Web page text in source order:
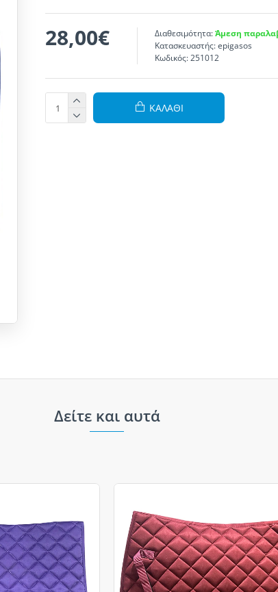
28,00€ Διαθεσιμότητα: Άμεση
Κατασκευαστής: epigasos
Κωδικός: 251012
ΚΑΛΆΘΙ
Δείτε και αυτά